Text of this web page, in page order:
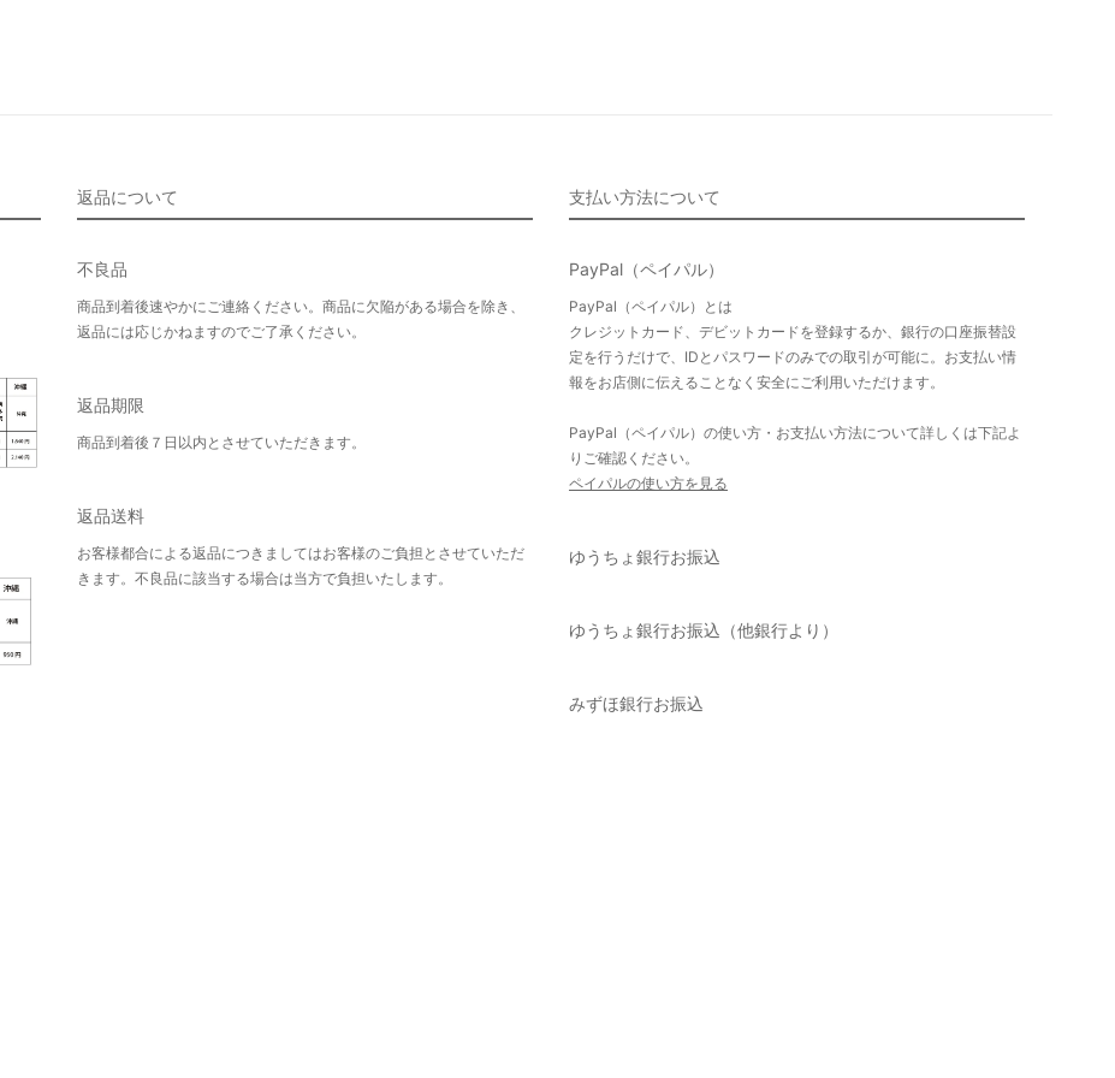
返品について
不良品
商品到着後速やかにご連絡ください。商品に欠陥がある場合を除き、
返品には応じかねますのでご了承ください。
返品期限
商品到着後７日以内とさせていただきます。
返品送料
お客様都合による返品につきましてはお客様のご負担とさせていただ
きます。不良品に該当する場合は当方で負担いたします。
支払い方法について
PayPal（ペイパル）
PayPal（ペイパル）とは
クレジットカード、デビットカードを登録するか、銀行の口座振替設
定を行うだけで、IDとパスワードのみでの取引が可能に。お支払い情
報をお店側に伝えることなく安全にご利用いただけます。
PayPal（ペイパル）の使い方・お支払い方法について詳しくは下記よ
りご確認ください。
ペイパルの使い方を見る
ゆうちょ銀行お振込
ゆうちょ銀行お振込（他銀行より）
みずほ銀行お振込